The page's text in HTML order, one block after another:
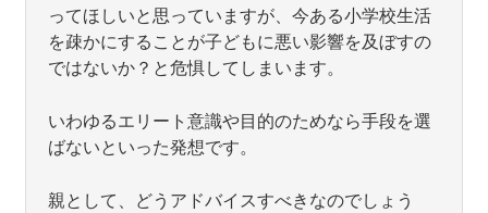
ってほしいと思っていますが、今ある小学校生活
を疎かにすることが子どもに悪い影響を及ぼすの
ではないか？と危惧してしまいます。
いわゆるエリート意識や目的のためなら手段を選
ばないといった発想です。
親として、どうアドバイスすべきなのでしょう